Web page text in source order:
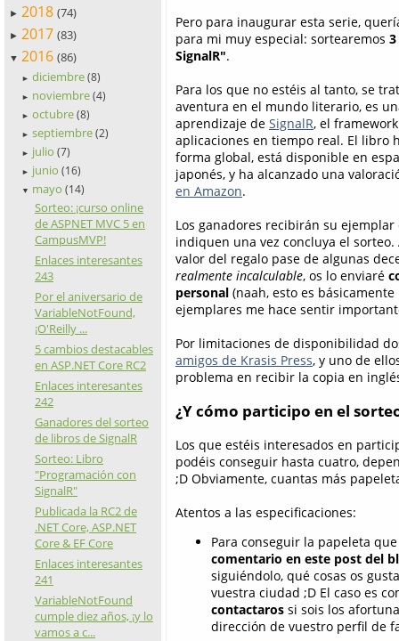
► 2018 (74)
► 2017 (83)
▼ 2016 (86)
► diciembre (8)
► noviembre (4)
► octubre (8)
► septiembre (2)
► julio (7)
► junio (16)
▼ mayo (14)
Sorteo: ¡curso online
de ASPNET MVC 5 en
CampusMVP!
Enlaces interesantes
243
Por el aniversario de
VariableNotFound,
¡O'Reilly ...
5 cambios destacables
en ASP.NET Core RC2
Enlaces interesantes
242
Ganadores del sorteo
de libros de SignalR
Sorteo: Libro
"Programación con
SignalR"
Publicada la RC2 de
.NET Core, ASP.NET
Core & EF Core
Enlaces interesantes
241
VariableNotFound
cumple diez años, ¡y lo
vamos a c...
Pero para inaugurar esta serie,
para mi muy especial: sortearemos
SignalR".
Para los que no estéis al tanto, se
aventura en el mundo literario, es
aprendizaje de SignalR, el
aplicaciones en tiempo real. El libro
forma global, está disponible en
japonés, y ha alcanzado una
en Amazon.
Los ganadores recibirán su
indiquen una vez concluya el
valor del regalo pase de algunas
realmente incalculable, os lo enviaré
personal (naah, esto es
ejemplares me hace sentir
Por limitaciones de disponibilidad
amigos de Krasis Press, y uno de
problema en recibir la copia en
¿Y cómo participo en el
Los que estéis interesados en
podéis conseguir hasta cuatro,
;D Obviamente, cuantas más
Atentos a las especificaciones:
Para conseguir la papeleta
comentario en este post del
siguiéndolo, qué cosas os
vuestra ciudad ;D El caso es
contactaros si sois los
dirección de vuestro perfil de